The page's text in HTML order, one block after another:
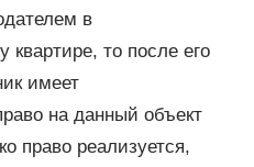
в
то после его
имеет
на данный объект
право реализуется,